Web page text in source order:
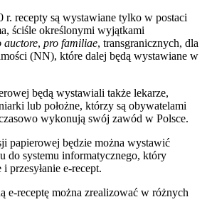
r. recepty są wystawiane tylko w postaci
ściśle określonymi wyjątkami
auctore, pro familiae, transgranicznych, dla
(NN), które dalej będą wystawiane w
będą wystawiali także lekarze,
lub położne, którzy są obywatelami
wykonują swój zawód w Polsce.
papierowej będzie można wystawić
do systemu informatycznego, który
przesyłanie e-recept.
e-receptę można zrealizować w różnych